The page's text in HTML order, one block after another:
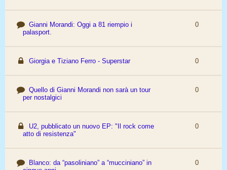
Gianni Morandi: Oggi a 81 riempio i
palasport.
0
Giorgia e Tiziano Ferro - Superstar 0
Quello di Gianni Morandi non sarà un tour
per nostalgici
0
U2, pubblicato un nuovo EP: "Il rock come
atto di resistenza"
0
Blanco: da “pasoliniano” a “mucciniano” in
0